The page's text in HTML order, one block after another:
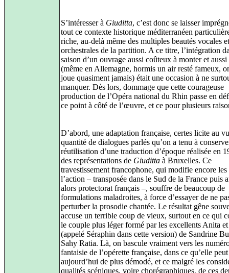
S’intéresser à Giuditta, c’est donc se laisser
tout ce contexte historique méditerranéen
riche, au‑delà même des multiples beautés vocales et
orchestrales de la partition. A ce titre, l’intégration
saison d’un ouvrage aussi coûteux à monter et aussi
(même en Allemagne, hormis un air resté fameux,
joue quasiment jamais) était une occasion à ne
manquer. Dès lors, dommage que cette courageuse
production de l’Opéra national du Rhin passe en
ce point à côté de l’œuvre, et ce pour plusieurs
D’abord, une adaptation française, certes licite au
quantité de dialogues parlés qu’on a tenu à
réutilisation d’une traduction d’époque réalisée en
des représentations de Giuditta à Bruxelles. Ce
travestissement francophone, qui modifie encore
l’action – transposée dans le Sud de la France puis
alors protectorat français –, souffre de beaucoup de
formulations maladroites, à force d’essayer de ne
perturber la prosodie chantée. Le résultat gêne
accuse un terrible coup de vieux, surtout en ce qui
le couple plus léger formé par les excellents Anita
(appelé Séraphin dans cette version) de Sandrine
Sahy Ratia. Là, on bascule vraiment vers les
fantaisie de l’opérette française, dans ce qu’elle
aujourd’hui de plus démodé, et ce malgré les
qualités scéniques, voire chorégraphiques, de ces